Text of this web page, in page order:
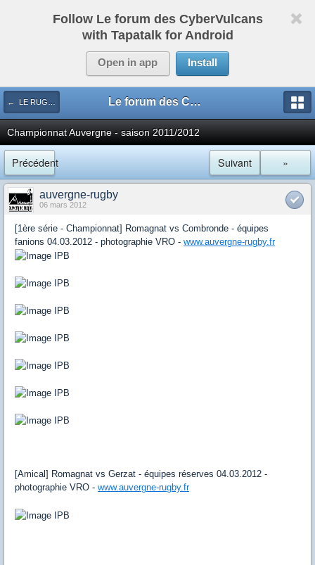
Follow Le forum des CyberVulcans
with Tapatalk for Android
Open in app Install
← LE RUGBY DE CHEZ NOUS Le forum des CyberVulcans
Championnat Auvergne - saison 2011/2012
Précédent »
Suivant
auvergne-rugby
06 mars 2012
[1ère série - Championnat] Romagnat vs Combronde - équipes
fanions 04.03.2012 - photographie VRO - www.auvergne-rugby.fr
[Amical] Romagnat vs Gerzat - équipes réserves 04.03.2012 -
photographie VRO - www.auvergne-rugby.fr